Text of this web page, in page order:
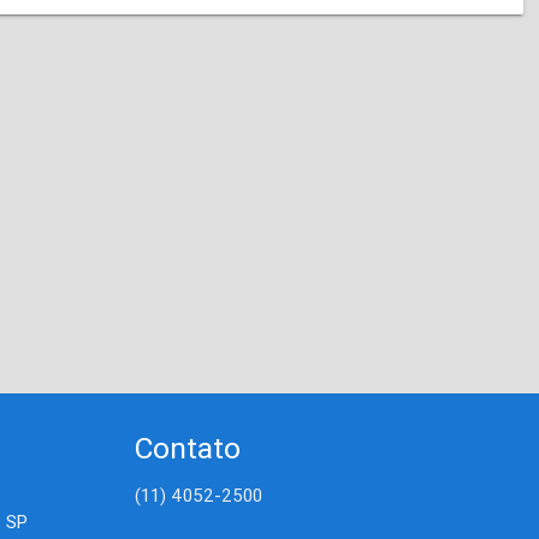
Contato
(11) 4052-2500